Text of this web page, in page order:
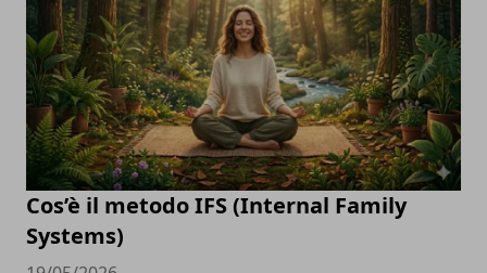
Cos’è il metodo IFS (Internal Family
Systems)